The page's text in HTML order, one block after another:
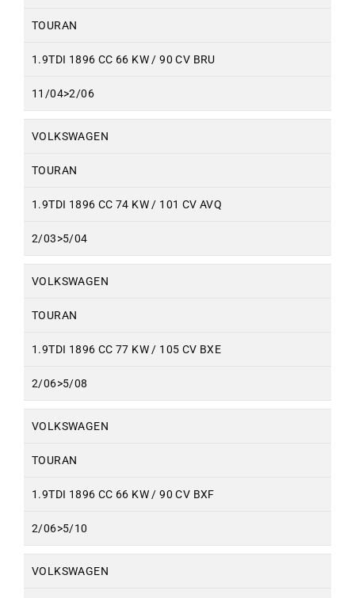
TOURAN
1.9TDI 1896 CC 66 KW / 90 CV BRU
11/04>2/06
VOLKSWAGEN
TOURAN
1.9TDI 1896 CC 74 KW / 101 CV AVQ
2/03>5/04
VOLKSWAGEN
TOURAN
1.9TDI 1896 CC 77 KW / 105 CV BXE
2/06>5/08
VOLKSWAGEN
TOURAN
1.9TDI 1896 CC 66 KW / 90 CV BXF
2/06>5/10
VOLKSWAGEN